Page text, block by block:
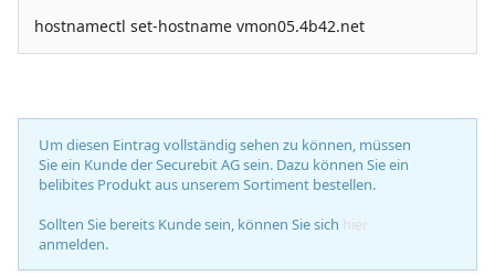
hostnamectl set-hostname vmon05.4b42.net
Um diesen Eintrag vollständig sehen zu können, müssen
Sie ein Kunde der Securebit AG sein. Dazu können Sie ein
belibites Produkt aus unserem Sortiment bestellen.
Sollten Sie bereits Kunde sein, können Sie sich hier
anmelden.